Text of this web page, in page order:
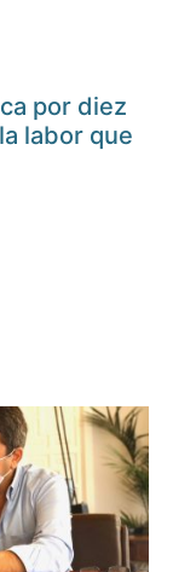
por diez
labor que